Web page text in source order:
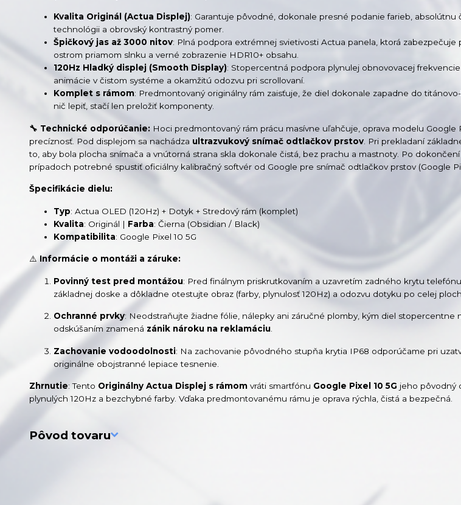
Kvalita Originál (Actua Displej): Garantuje pôvodné, dokonale presné podanie farieb, absolútnu
technológii a obrovský kontrastný pomer.
Špičkový jas až 3000 nitov: Plná podpora extrémnej svietivosti Actua panela, ktorá
ostrom priamom slnku a verné zobrazenie HDR10+ obsahu.
120Hz Hladký displej (Smooth Display): Stopercentná podpora plynulej obnovovacej
animácie v čistom systéme a okamžitú odozvu pri scrollovaní.
Komplet s rámom: Predmontovaný originálny rám zaisťuje, že diel dokonale zapadne do
nič lepiť, stačí len preložiť komponenty.
🔧 Technické odporúčanie: Hoci predmontovaný rám prácu masívne uľahčuje, oprava modelu Google
precíznosť. Pod displejom sa nachádza ultrazvukový snímač odtlačkov prstov . Pri prekladaní
to, aby bola plocha snímača a vnútorná strana skla dokonale čistá, bez prachu a mastnoty. Po
prípadoch potrebné spustiť oficiálny kalibračný softvér od Google pre snímač odtlačkov prstov (Google
Špecifikácie dielu:
Typ: Actua OLED (120Hz) + Dotyk + Stredový rám (komplet)
Kvalita: Originál | Farba: Čierna (Obsidian / Black)
Kompatibilita: Google Pixel 10 5G
⚠️Informácie o montáži a záruke:
Povinný test pred montážou: Pred finálnym priskrutkovaním a uzavretím zadného krytu
základnej doske a dôkladne otestujte obraz (farby, plynulosť 120Hz) a odozvu dotyku po celej
Ochranné prvky: Neodstraňujte žiadne fólie, nálepky ani záručné plomby, kým diel
odskúšaním znamená zánik nároku na reklamáciu.
Zachovanie vodoodolnosti: Na zachovanie pôvodného stupňa krytia IP68 odporúčame pri
originálne obojstranné lepiace tesnenie.
Zhrnutie: Tento Originálny Actua Displej s rámom vráti smartfónu Google Pixel 10 5G jeho pôvodný
plynulých 120Hz a bezchybné farby. Vďaka predmontovanému rámu je oprava rýchla, čistá a bezpečná.
Pôvod tovaru